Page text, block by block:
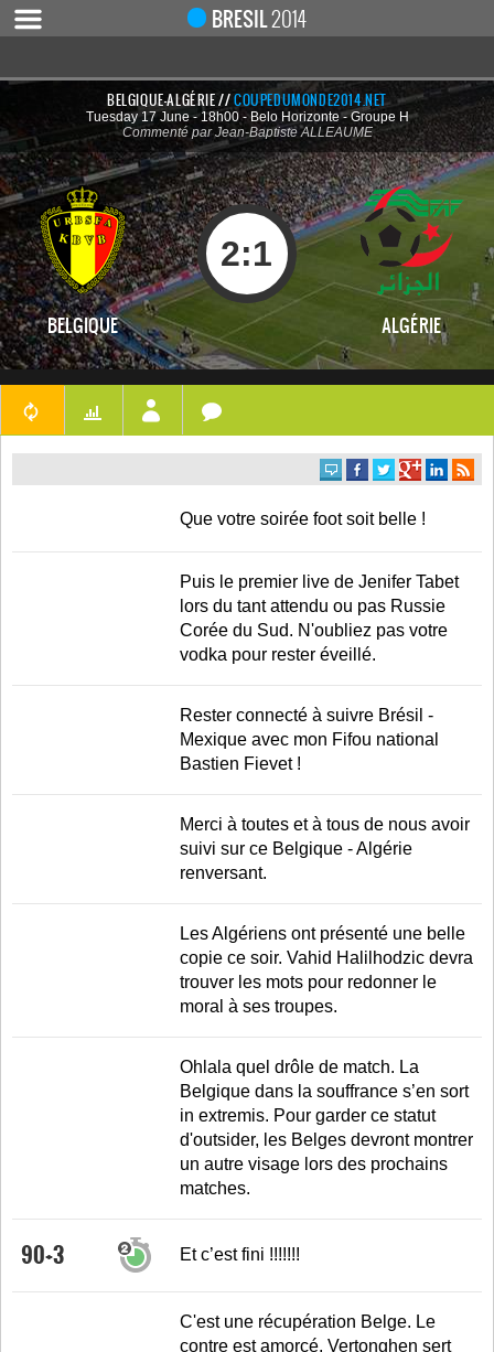
BRESIL2014
ACCUEIL
ACTUALITÉ
COUPE DU MONDE 2019
MONDIAL 2014
CALENDRIER / RÉSULTATS
QUARTS DE FINALE
DEMI-FINALES
CLASSEMENTS
LES BUTEURS
LES STADES
COUPE DES CONFÉDÉRATIONS
BELGIQUE-ALGÉRIE //COUPEDUMONDE2014.NET
Tuesday 17 June - 18h00 - Belo Horizonte - Groupe H
Commenté par Jean-Baptiste ALLEAUME
BELGIQUE
2:1
ALGÉRIE
Que votre soirée foot soit belle !
Puis le premier live de Jenifer Tabet
lors du tant attendu ou pas Russie
Corée du Sud. N'oubliez pas votre
vodka pour rester éveillé.
Rester connecté à suivre Brésil -
Mexique avec mon Fifou national
Bastien Fievet !
Merci à toutes et à tous de nous avoir
suivi sur ce Belgique - Algérie
renversant.
Les Algériens ont présenté une belle
copie ce soir. Vahid Halilhodzic devra
trouver les mots pour redonner le
moral à ses troupes.
Ohlala quel drôle de match. La
Belgique dans la souffrance s’en sort
in extremis. Pour garder ce statut
d'outsider, les Belges devront montrer
un autre visage lors des prochains
matches.
90+3 Et c’est fini !!!!!!!
C'est une récupération Belge. Le
contre est amorcé, Vertonghen sert